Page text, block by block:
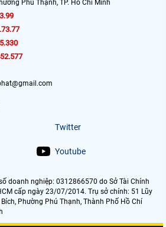
Phú Thạnh, TP. Hồ Chí Minh
Twitter
Youtube
doanh nghiệp: 0312866570 do Sở Tài Chính
cấp ngày 23/07/2014. Trụ sở chính: 51 Lũy
Bích, Phường Phú Thạnh, Thành Phố Hồ Chí